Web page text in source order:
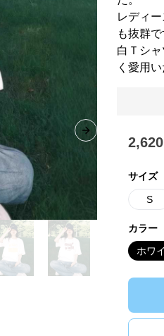
Next slide
レディ
も抜群で
白Ｔシ
く愛用い
2,620
サイズ
S
カラー
ホワ